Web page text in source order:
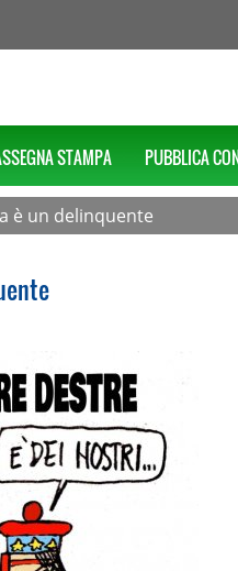
STAMPA PUBBLICA
è un delinquente